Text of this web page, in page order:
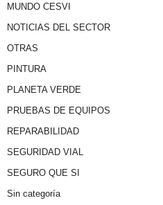
MUNDO CESVI
NOTICIAS DEL SECTOR
OTRAS
PINTURA
PLANETA VERDE
PRUEBAS DE EQUIPOS
REPARABILIDAD
SEGURIDAD VIAL
SEGURO QUE SI
Sin categoría